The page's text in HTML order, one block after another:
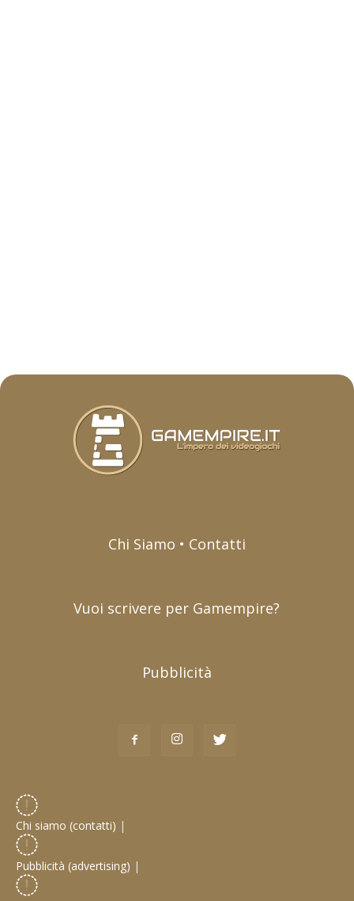
Chi Siamo • Contatti
Vuoi scrivere per Gamempire?
Pubblicità
Chi siamo (contatti) |
Pubblicità (advertising) |